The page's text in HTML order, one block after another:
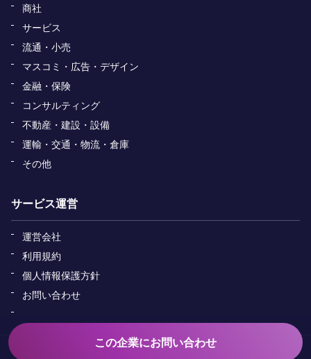
この企業にお問い合わせ
商社
サービス
流通・小売
マスコミ・広告・デザイン
金融・保険
コンサルティング
不動産・建設・設備
運輸・交通・物流・倉庫
その他
サービス運営
運営会社
利用規約
個人情報保護方針
お問い合わせ
Copyright&copy; ADAPTER All Rights Reserved.